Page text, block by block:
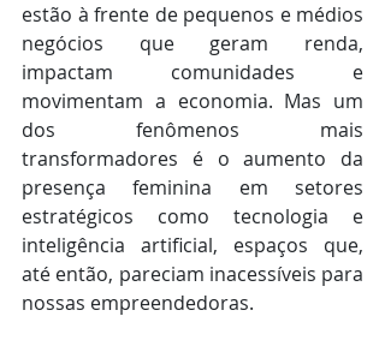
estão à frente de pequenos e médios
negócios que geram renda,
impactam comunidades e
movimentam a economia. Mas um
dos fenômenos mais
transformadores é o aumento da
presença feminina em setores
estratégicos como tecnologia e
inteligência artificial, espaços que,
até então, pareciam inacessíveis para
nossas empreendedoras.